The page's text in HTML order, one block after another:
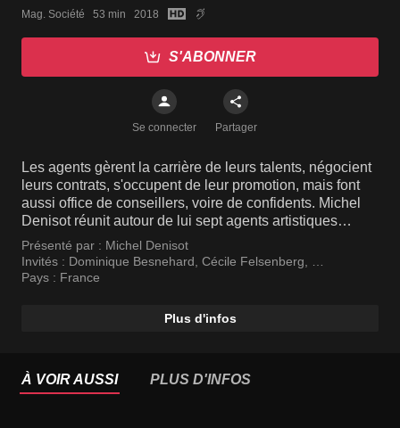
Mag. Société   53 min   2018
S'ABONNER
Se connecter Partager
Les agents gèrent la carrière de leurs talents, négocient
leurs contrats, s'occupent de leur promotion, mais font
aussi office de conseillers, voire de confidents. Michel
Denisot réunit autour de lui sept agents artistiques
reconnus par la profession : Dominique Besnehard,
Cécile Felsenberg, Jean-François Gabard, Fanny
Minvielle, François Samuelson, Alexandra Schamis et
Présenté par : Michel Denisot
Invités : Dominique Besnehard Cécile Felsenberg
Jean-François Gabart
Pays : France
Plus d'infos
À VOIR AUSSI PLUS D'INFOS